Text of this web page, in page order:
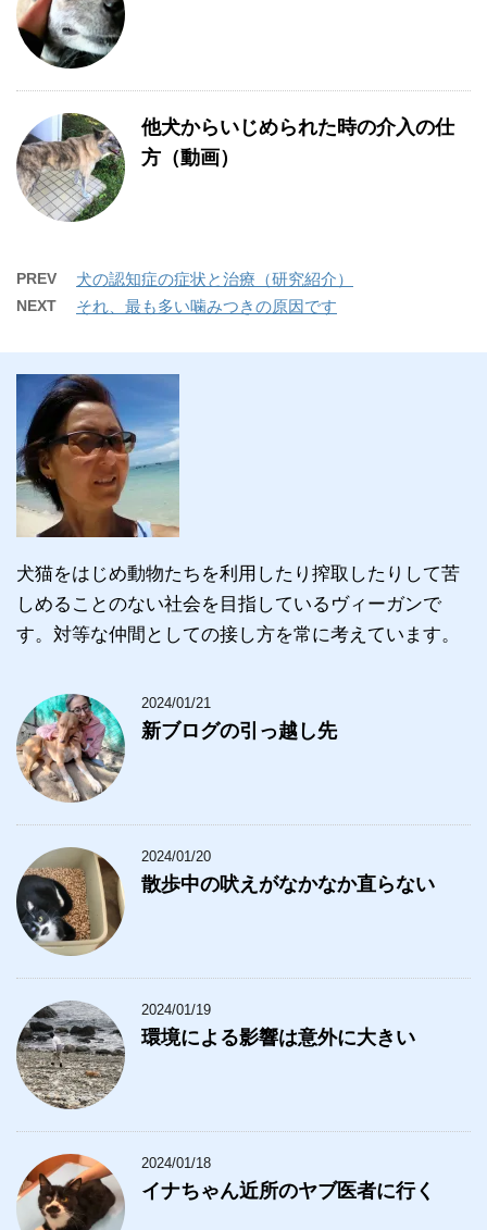
他犬からいじめられた時の介入の仕
方（動画）
PREV 犬の認知症の症状と治療（研究紹介）
NEXT それ、最も多い噛みつきの原因です
犬猫をはじめ動物たちを利用したり搾取したりして苦
しめることのない社会を目指しているヴィーガンで
す。対等な仲間としての接し方を常に考えています。
2024/01/21
新ブログの引っ越し先
2024/01/20
散歩中の吠えがなかなか直らない
2024/01/19
環境による影響は意外に大きい
2024/01/18
イナちゃん近所のヤブ医者に行く